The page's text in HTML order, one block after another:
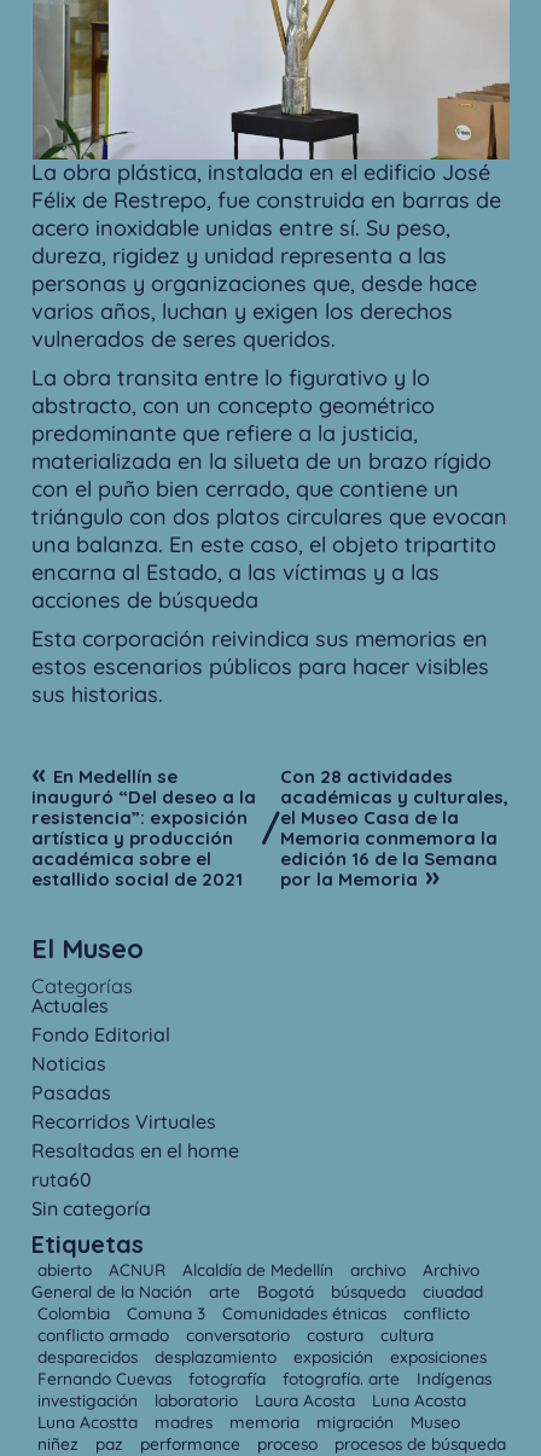
La obra plástica, instalada en el edificio José
Félix de Restrepo, fue construida en barras de
acero inoxidable unidas entre sí. Su peso,
dureza, rigidez y unidad representa a las
personas y organizaciones que, desde hace
varios años, luchan y exigen los derechos
vulnerados de seres queridos.
La obra transita entre lo figurativo y lo
abstracto, con un concepto geométrico
predominante que refiere a la justicia,
materializada en la silueta de un brazo rígido
con el puño bien cerrado, que contiene un
triángulo con dos platos circulares que evocan
una balanza. En este caso, el objeto tripartito
encarna al Estado, a las víctimas y a las
acciones de búsqueda
Esta corporación reivindica sus memorias en
estos escenarios públicos para hacer visibles
sus historias.
« En Medellín se
inauguró “Del deseo a la
resistencia”: exposición
artística y producción
académica sobre el
estallido social de 2021
/
Con 28 actividades
académicas y culturales,
el Museo Casa de la
Memoria conmemora la
edición 16 de la Semana
por la Memoria »
El Museo
Categorías
Actuales
Fondo Editorial
Noticias
Pasadas
Recorridos Virtuales
Resaltadas en el home
ruta60
Sin categoría
Etiquetas
abierto ACNUR Alcaldía de Medellín archivo
Archivo
General de la Nación
arte Bogotá búsqueda
ciuadad
Colombia
Comuna 3 Comunidades étnicas
conflicto
conflicto armado
conversatorio costura
cultura
desparecidos
desplazamiento exposición
exposiciones
Fernando Cuevas
fotografía fotografía. arte
Indígenas
investigación
laboratorio Laura Acosta
Luna Acosta
Luna Acostta
madres memoria migración
Museo
niñez
paz performance proceso
procesos de búsqueda